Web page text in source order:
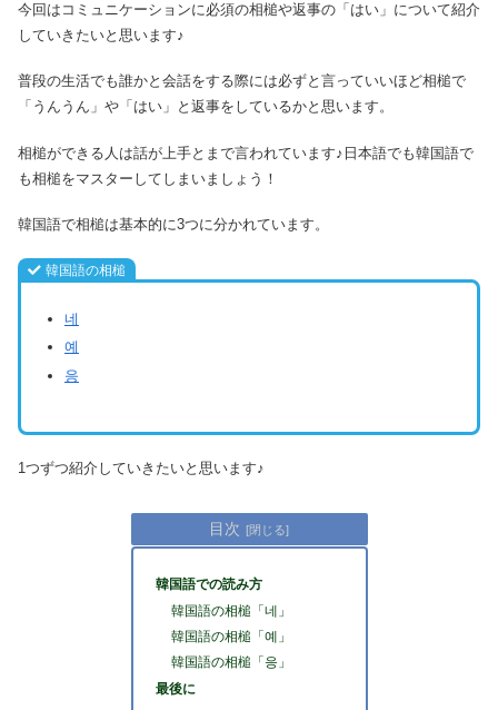
今回はコミュニケーションに必須の相槌や返事の「はい」について紹介
していきたいと思います♪
普段の生活でも誰かと会話をする際には必ずと言っていいほど相槌で
「うんうん」や「はい」と返事をしているかと思います。
相槌ができる人は話が上手とまで言われています♪日本語でも韓国語で
も相槌をマスターしてしまいましょう！
韓国語で相槌は基本的に3つに分かれています。
韓国語の相槌
네
예
응
1つずつ紹介していきたいと思います♪
目次
韓国語での読み方
韓国語の相槌「네」
韓国語の相槌「예」
韓国語の相槌「응」
最後に